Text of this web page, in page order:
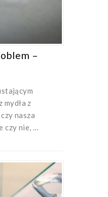
–
mydła z
nasza
czy nie, …